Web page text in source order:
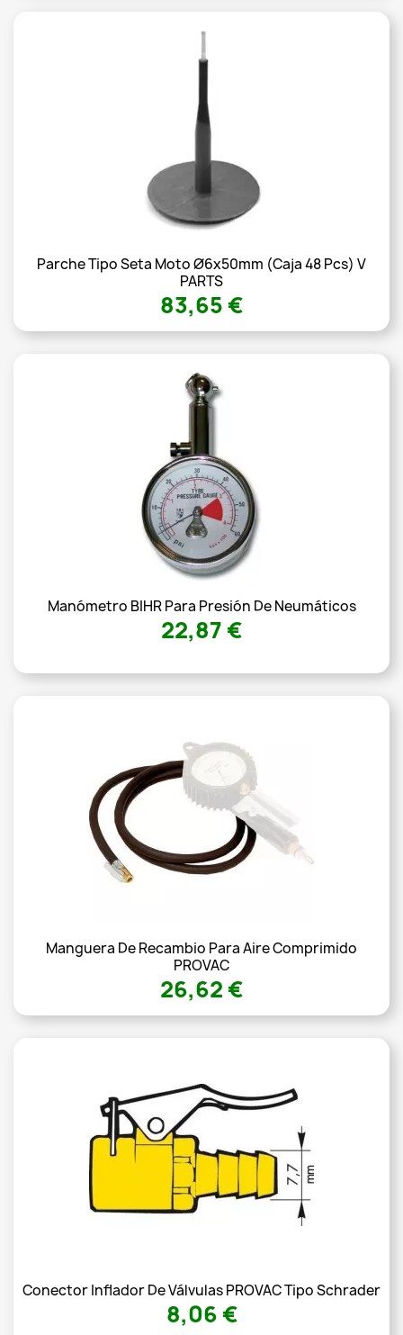
Parche Tipo Seta Moto Ø6x50mm (Caja 48 Pcs) V
PARTS
83,65 €
Manómetro BIHR Para Presión De Neumáticos
22,87 €
Manguera De Recambio Para Aire Comprimido
PROVAC
26,62 €
Conector Inflador De Válvulas PROVAC Tipo Schrader
8,06 €